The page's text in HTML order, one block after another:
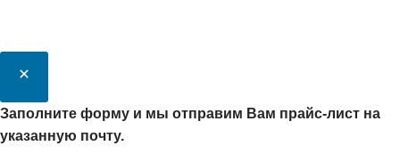
Заполните форму и мы отправим Вам прайс-лист на
указанную почту.